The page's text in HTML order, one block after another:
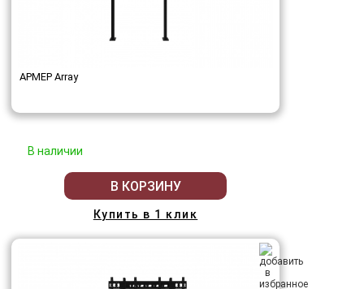
АРМЕР Array
В наличии
В КОРЗИНУ
Купить в 1 клик